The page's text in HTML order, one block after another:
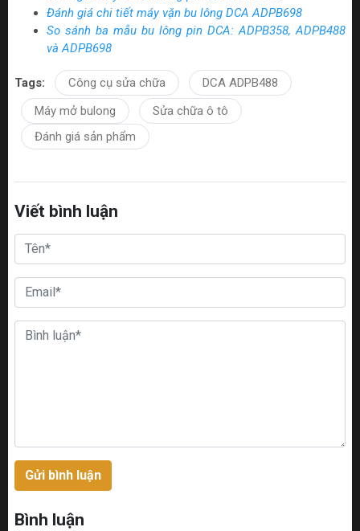
Đánh giá chi tiết máy vặn bu lông DCA ADPB698
So sánh ba mẫu bu lông pin DCA: ADPB358, ADPB488
và ADPB698
Tags: Công cụ sửa chữa
DCA ADPB488
Máy mở bulong
Sửa chữa ô tô
Đánh giá sản phẩm
Viết bình luận
Gửi bình luận
Bình luận